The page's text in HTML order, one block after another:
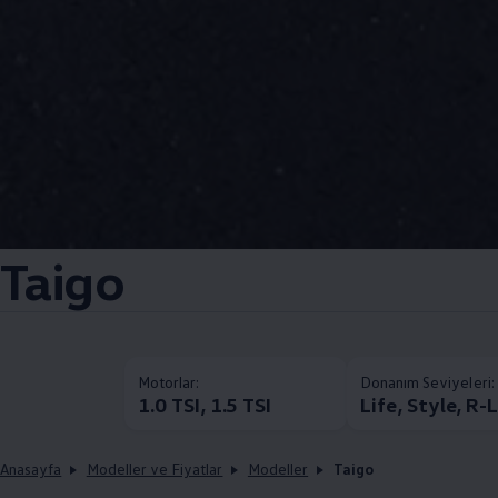
Taigo
Motorlar:
1.0 TSI, 1.5 TSI
Donanım Seviyeleri:
Life, Style, R-
Anasayfa Modeller ve Fiyatlar Modeller Taigo